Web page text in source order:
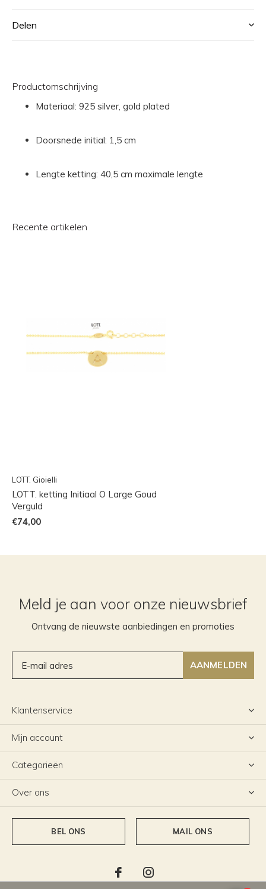
Delen
Productomschrijving
Materiaal: 925 silver, gold plated
Doorsnede initial: 1,5 cm
Lengte ketting: 40,5 cm maximale lengte
Recente artikelen
LOTT. Gioielli
LOTT. ketting Initiaal O Large Goud
Verguld
€74,00
Meld je aan voor onze nieuwsbrief
Ontvang de nieuwste aanbiedingen en promoties
AANMELDEN
Klantenservice
Mijn account
Categorieën
Over ons
BEL ONS MAIL ONS